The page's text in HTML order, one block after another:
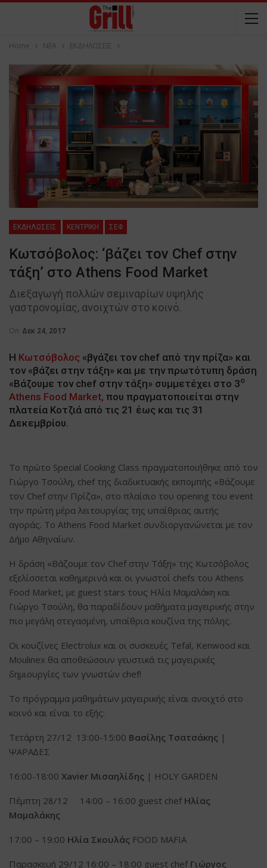
Home NEA ΕΚΔΗΛΩΣΕΙΣ
ΕΚΔΗΛΩΣΕΙΣ ΚΕΝΤΡΙΚΗ ΣΕΦ
Κωτσόβολος: ‘βάζει τον Chef στην
τάξη’ στο Athens Food Market
Διεξαγωγή πολλών σεμιναρίων υψηλής
γαστρονομίας, ανοιχτών στο κοινό.
On Δεκ 24, 2017
Η Κωτσόβολος «βγάζει τον chef από την πρίζα» και
τον «βάζει στην τάξη» και με την πρωτότυπη δράση
«Βάζουμε τον chef στην τάξη» συμμετέχει στο 3ο
Athens Food Market, που πραγματοποιείται στην
πλατεία Κοτζιά από τις 21 έως και τις 31
Δεκεμβρίου.
Το πρώτο Special Cooking Class πραγματοποιήθηκε από τον
Γιώργο Τσούλη, chef της διαδικτυακής εκπομπής «Βάζουμε
τον Chef στην Πρίζα», στο πλαίσιο του opening του event
την πρώτη μέρα λειτουργίας της υπαίθριας αυτής
αγοράς. Το Athens Food Market συνδιοργανώνεται με τον
Δήμο Αθηναίων.
Η δράση «Βάζουμε τον Chef στην Τάξη» της Κωτσόβολος
εξελίσσεται καθημερινά και οι γνωστοί chefs του Athens
Food Market, με guest stars τους Ηλία Μαμαλάκη και
Γιώργο Τσούλη, θα παραδίδουν μαθήματα μαγειρικής στην
πιο μεγάλη στεγασμένη, υπαίθρια κουζίνα της πόλης.
Οι κουζίνες Electrolux και οι συσκευές Tefal, Kenwood και
Moulinex θα αποθεώσουν γευστικά τις μαγειρικές
δημιουργίες των γνωστών chef!
To πρόγραμμα μαθημάτων μαγειρικής είναι ανοιχτό στο
κοινό και είναι το εξής:
Τετάρτη 27/12 13:00-15:00 Βασίλης Τσατσάκης |
ΨΑΡΑ∆ΕΣ
16:00-18:00 Xavier Μισαηλίδης | HOLY GARDEN
Πέμπτη 28/12 14:00 – 16:00 guest chef Ηλίας
Μαμαλάκης
17:00 – 19:00 Ηλία Σκουλάς FOOD MAFIA
Παρασκευή 29/12 16:00 – 18:00 guest chef Γιώργος